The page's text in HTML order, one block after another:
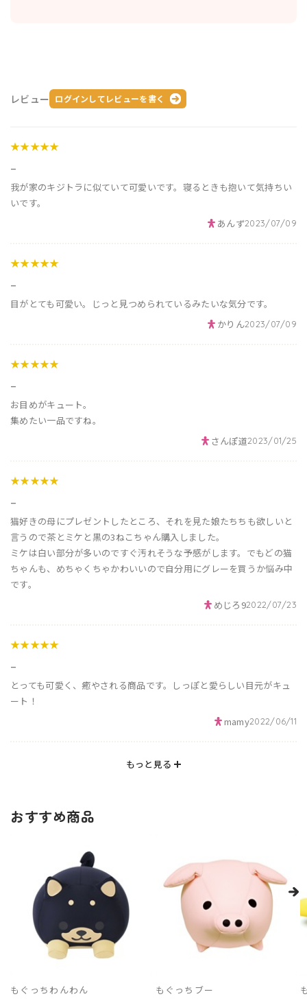
レビュー ログインしてレビューを書く
★★★★★
我が家のキジトラに似ていて可愛いです。寝るときも抱いて気持ちい
いです。
あんず2023/07/09
★★★★★
目がとても可愛い。じっと見つめられているみたいな気分です。
かりん2023/07/09
★★★★★
お目めがキュート。
集めたい一品ですね。
さんぽ道2023/01/25
★★★★★
猫好きの母にプレゼントしたところ、それを見た娘たちちも欲しいと
言うので茶とミケと黒の3ねこちゃん購入しました。
ミケは白い部分が多いのですぐ汚れそうな予感がします。でもどの猫
ちゃんも、めちゃくちゃかわいいので自分用にグレーを買うか悩み中
です。
めじろ92022/07/23
★★★★★
とっても可愛く、癒やされる商品です。しっぽと愛らしい目元がキュ
ート！
mamy2022/06/11
もっと見る
おすすめ商品
もぐっちわんわん もぐっちブー